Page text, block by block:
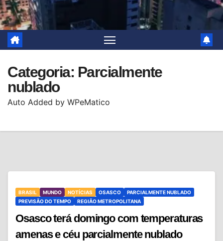
Categoria: Parcialmente
nublado
Auto Added by WPeMatico
BRASIL MUNDO NOTÍCIAS OSASCO
PARCIALMENTE NUBLADO
PREVISÃO DO TEMPO
REGIÃO METROPOLITANA
Osasco terá domingo com temperaturas
amenas e céu parcialmente nublado